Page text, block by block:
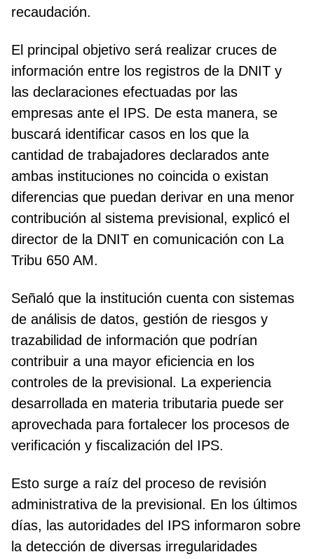
recaudación.
El principal objetivo será realizar cruces de
información entre los registros de la DNIT y
las declaraciones efectuadas por las
empresas ante el IPS. De esta manera, se
buscará identificar casos en los que la
cantidad de trabajadores declarados ante
ambas instituciones no coincida o existan
diferencias que puedan derivar en una menor
contribución al sistema previsional, explicó el
director de la DNIT en comunicación con La
Tribu 650 AM.
Señaló que la institución cuenta con sistemas
de análisis de datos, gestión de riesgos y
trazabilidad de información que podrían
contribuir a una mayor eficiencia en los
controles de la previsional. La experiencia
desarrollada en materia tributaria puede ser
aprovechada para fortalecer los procesos de
verificación y fiscalización del IPS.
Esto surge a raíz del proceso de revisión
administrativa de la previsional. En los últimos
días, las autoridades del IPS informaron sobre
la detección de diversas irregularidades